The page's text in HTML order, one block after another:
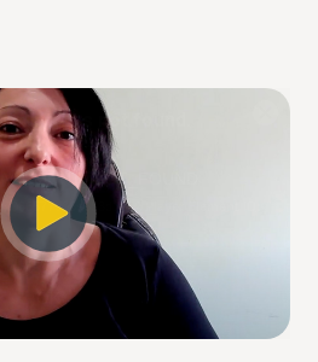
was not found.
OK